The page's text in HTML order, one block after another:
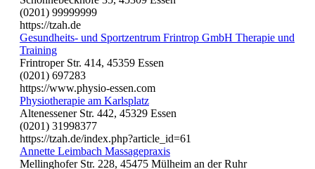
(0201) 99999999
https://tzah.de
Gesundheits- und Sportzentrum Frintrop GmbH Therapie und
Training
Frintroper Str. 414, 45359 Essen
(0201) 697283
https://www.physio-essen.com
Physiotherapie am Karlsplatz
Altenessener Str. 442, 45329 Essen
(0201) 31998377
https://tzah.de/index.php?article_id=61
Annette Leimbach Massagepraxis
Mellinghofer Str. 228, 45475 Mülheim an der Ruhr